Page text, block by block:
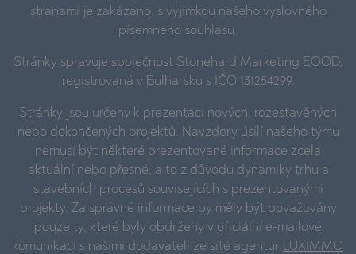
stranami je zakázáno, s výjimkou našeho výslovného
písemného souhlasu.
Stránky spravuje společnost Stonehard Marketing EOOD,
registrovaná v Bulharsku s IČO 131254299.
Stránky jsou určeny k prezentaci nových, rozestavěných
nebo dokončených projektů. Navzdory úsilí našeho týmu
nemusí být některé prezentované informace zcela
aktuální nebo přesné, a to z důvodu dynamiky trhu a
stavebních procesů souvisejících s prezentovanými
projekty. Za správné informace by měly být považovány
pouze ty, které byly obdrženy v oficiální e-mailové
komunikaci s našimi dodavateli ze sítě agentur LUXIMMO